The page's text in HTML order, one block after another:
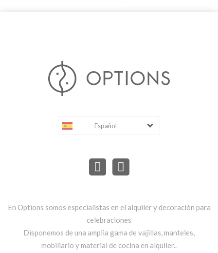
Español
En Options somos especialistas en el alquiler y decoración para
celebraciones
Disponemos de una amplia gama de vajillas, manteles,
mobiliario y material de cocina en alquiler..